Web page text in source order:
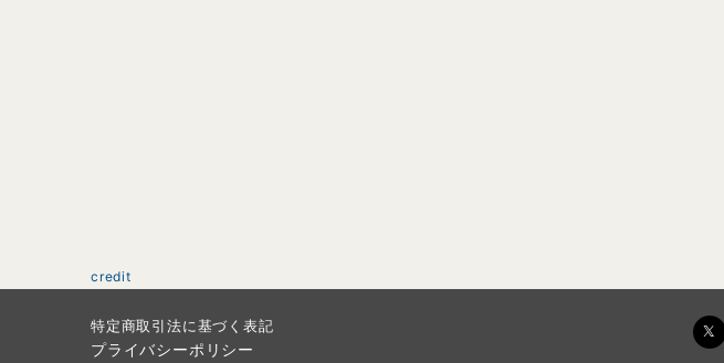
credit
特定商取引法に基づく表記
プライバシーポリシー